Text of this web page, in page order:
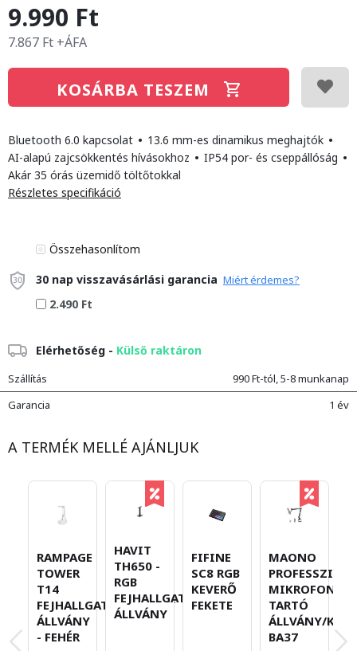
9.990 Ft
7.867 Ft +ÁFA
KOSÁRBA TESZEM
Bluetooth 6.0 kapcsolat • 13.6 mm-es dinamikus meghajtók •
AI-alapú zajcsökkentés hívásokhoz • IP54 por- és cseppállóság •
Akár 35 órás üzemidő töltőtokkal
Részletes specifikáció
Összehasonlítom
30 nap visszavásárlási garancia Miért érdemes?
2.490 Ft
Elérhetőség - Külső raktáron
Szállítás
990 Ft-tól, 5-8 munkanap
Garancia
1 év
A TERMÉK MELLÉ AJÁNLJUK
RAMPAGE
TOWER
T14
FEJHALLGATÓ/HEADSET
ÁLLVÁNY
- FEHÉR
HAVIT
TH650 -
RGB
FEJHALLGATÓ
ÁLLVÁNY
FIFINE
SC8 RGB
KEVERŐ
FEKETE
MAONO
MIKROFON
TARTÓ
ÁLLVÁNY/KAR
BA37